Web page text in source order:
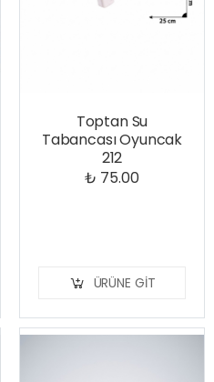
Toptan Su
Tabancası Oyuncak
212
₺ 75.00
ÜRÜNE GIT